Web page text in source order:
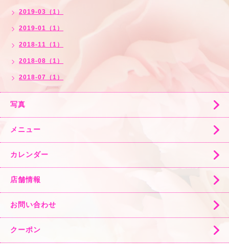
2019-03（1）
2019-01（1）
2018-11（1）
2018-08（1）
2018-07（1）
写真
メニュー
カレンダー
店舗情報
お問い合わせ
クーポン